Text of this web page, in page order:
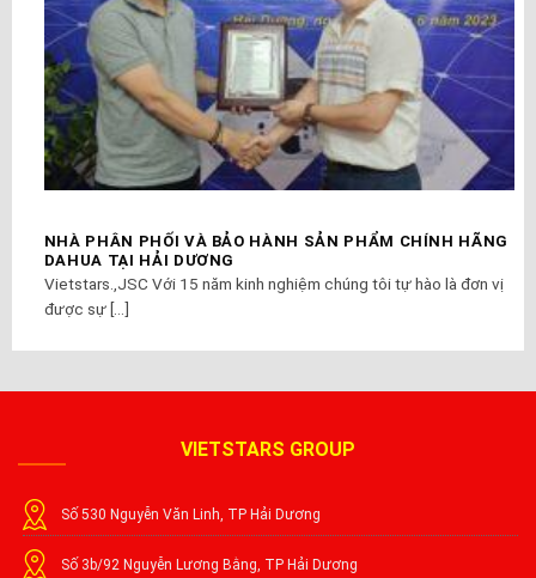
NHÀ PHÂN PHỐI VÀ BẢO HÀNH SẢN PHẨM CHÍNH HÃNG
DAHUA TẠI HẢI DƯƠNG
Vietstars.,JSC Với 15 năm kinh nghiệm chúng tôi tự hào là đơn vị
được sự [...]
VIETSTARS GROUP
Số 530 Nguyễn Văn Linh, TP Hải Dương
Số 3b/92 Nguyễn Lương Bằng, TP Hải Dương